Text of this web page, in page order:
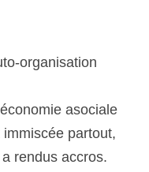
organisation
asociale
immiscée partout,
rendus accros.